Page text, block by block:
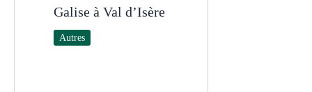
Galise à Val d’Isère
Autres